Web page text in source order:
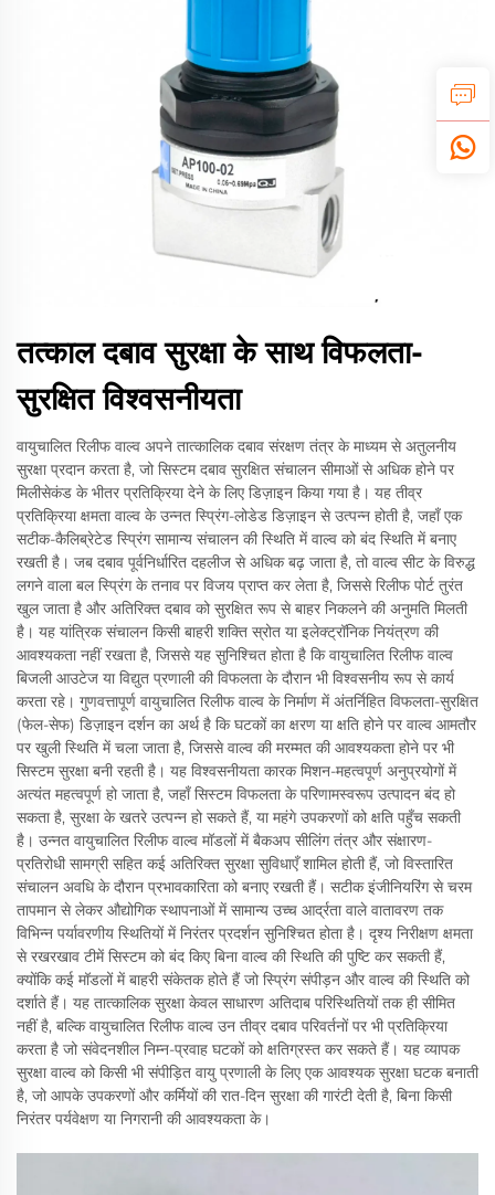
तत्काल दबाव सुरक्षा के साथ विफलता-
सुरक्षित विश्वसनीयता
वायुचालित रिलीफ वाल्व अपने तात्कालिक दबाव संरक्षण तंत्र के माध्यम से अतुलनीय
सुरक्षा प्रदान करता है, जो सिस्टम दबाव सुरक्षित संचालन सीमाओं से अधिक होने पर
मिलीसेकंड के भीतर प्रतिक्रिया देने के लिए डिज़ाइन किया गया है। यह तीव्र
प्रतिक्रिया क्षमता वाल्व के उन्नत स्प्रिंग-लोडेड डिज़ाइन से उत्पन्न होती है, जहाँ एक
सटीक-कैलिब्रेटेड स्प्रिंग सामान्य संचालन की स्थिति में वाल्व को बंद स्थिति में बनाए
रखती है। जब दबाव पूर्वनिर्धारित दहलीज से अधिक बढ़ जाता है, तो वाल्व सीट के विरुद्ध
लगने वाला बल स्प्रिंग के तनाव पर विजय प्राप्त कर लेता है, जिससे रिलीफ पोर्ट तुरंत
खुल जाता है और अतिरिक्त दबाव को सुरक्षित रूप से बाहर निकलने की अनुमति मिलती
है। यह यांत्रिक संचालन किसी बाहरी शक्ति स्रोत या इलेक्ट्रॉनिक नियंत्रण की
आवश्यकता नहीं रखता है, जिससे यह सुनिश्चित होता है कि वायुचालित रिलीफ वाल्व
बिजली आउटेज या विद्युत प्रणाली की विफलता के दौरान भी विश्वसनीय रूप से कार्य
करता रहे। गुणवत्तापूर्ण वायुचालित रिलीफ वाल्व के निर्माण में अंतर्निहित विफलता-सुरक्षित
(फेल-सेफ) डिज़ाइन दर्शन का अर्थ है कि घटकों का क्षरण या क्षति होने पर वाल्व आमतौर
पर खुली स्थिति में चला जाता है, जिससे वाल्व की मरम्मत की आवश्यकता होने पर भी
सिस्टम सुरक्षा बनी रहती है। यह विश्वसनीयता कारक मिशन-महत्वपूर्ण अनुप्रयोगों में
अत्यंत महत्वपूर्ण हो जाता है, जहाँ सिस्टम विफलता के परिणामस्वरूप उत्पादन बंद हो
सकता है, सुरक्षा के खतरे उत्पन्न हो सकते हैं, या महंगे उपकरणों को क्षति पहुँच सकती
है। उन्नत वायुचालित रिलीफ वाल्व मॉडलों में बैकअप सीलिंग तंत्र और संक्षारण-
प्रतिरोधी सामग्री सहित कई अतिरिक्त सुरक्षा सुविधाएँ शामिल होती हैं, जो विस्तारित
संचालन अवधि के दौरान प्रभावकारिता को बनाए रखती हैं। सटीक इंजीनियरिंग से चरम
तापमान से लेकर औद्योगिक स्थापनाओं में सामान्य उच्च आर्द्रता वाले वातावरण तक
विभिन्न पर्यावरणीय स्थितियों में निरंतर प्रदर्शन सुनिश्चित होता है। दृश्य निरीक्षण क्षमता
से रखरखाव टीमें सिस्टम को बंद किए बिना वाल्व की स्थिति की पुष्टि कर सकती हैं,
क्योंकि कई मॉडलों में बाहरी संकेतक होते हैं जो स्प्रिंग संपीड़न और वाल्व की स्थिति को
दर्शाते हैं। यह तात्कालिक सुरक्षा केवल साधारण अतिदाब परिस्थितियों तक ही सीमित
नहीं है, बल्कि वायुचालित रिलीफ वाल्व उन तीव्र दबाव परिवर्तनों पर भी प्रतिक्रिया
करता है जो संवेदनशील निम्न-प्रवाह घटकों को क्षतिग्रस्त कर सकते हैं। यह व्यापक
सुरक्षा वाल्व को किसी भी संपीड़ित वायु प्रणाली के लिए एक आवश्यक सुरक्षा घटक बनाती
है, जो आपके उपकरणों और कर्मियों की रात-दिन सुरक्षा की गारंटी देती है, बिना किसी
निरंतर पर्यवेक्षण या निगरानी की आवश्यकता के।